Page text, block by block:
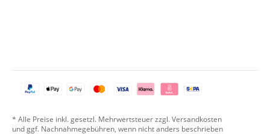
* Alle Preise inkl. gesetzl. Mehrwertsteuer zzgl. Versandkosten
und ggf. Nachnahmegebühren, wenn nicht anders beschrieben